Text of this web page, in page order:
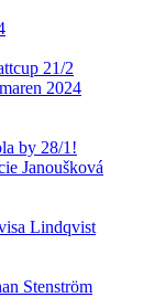
21/2
2024
by 28/1!
Janoušková
Lindqvist
Stenström